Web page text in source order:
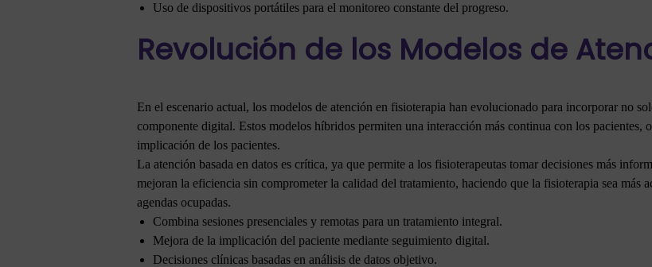
Uso de dispositivos portátiles para el monitoreo constante del progreso.
Revolución de los Modelos de
En el escenario actual, los modelos de atención en fisioterapia han evolucionado para incorporar no
componente digital. Estos modelos híbridos permiten una interacción más continua con los pacientes,
implicación de los pacientes.
La atención basada en datos es crítica, ya que permite a los fisioterapeutas tomar decisiones más
mejoran la eficiencia sin comprometer la calidad del tratamiento, haciendo que la fisioterapia sea más
agendas ocupadas.
Combina sesiones presenciales y remotas para un tratamiento integral.
Mejora de la implicación del paciente mediante seguimiento digital.
Decisiones clínicas basadas en análisis de datos objetivo.